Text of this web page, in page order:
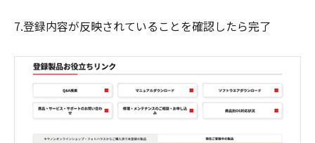
7.登録内容が反映されていることを確認したら完了